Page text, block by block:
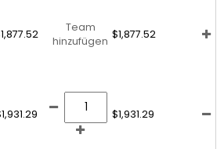
Team
hinzufügen
$1,877.52
$1,931.29